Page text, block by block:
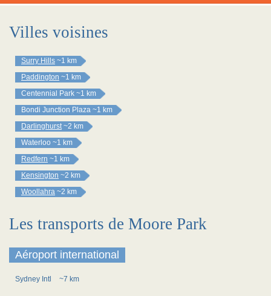
Villes voisines
Surry Hills ~1 km
Paddington ~1 km
Centennial Park ~1 km
Bondi Junction Plaza ~1 km
Darlinghurst ~2 km
Waterloo ~1 km
Redfern ~1 km
Kensington ~2 km
Woollahra ~2 km
Les transports de Moore Park
Aéroport international
Sydney Intl ~7 km